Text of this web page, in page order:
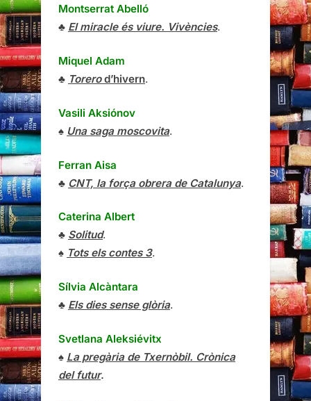
Montserrat Abelló
♣ El miracle és viure. Vivències.
Miquel Adam
♣ Torerod’hivern.
Vasili Aksiónov
♠ Una saga moscovita.
Ferran Aisa
♣ CNT, la força obrera de Catalunya.
Caterina Albert
♣ Solitud.
♠ Tots els contes 3.
Sílvia Alcàntara
♣ Els dies sense glòria.
Svetlana Aleksiévitx
♠ La pregària de Txernòbil. Crònica
del futur.